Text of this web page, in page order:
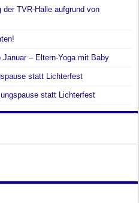
der TVR-Halle aufgrund von
Januar – Eltern-Yoga mit Baby
statt Lichterfest
statt Lichterfest